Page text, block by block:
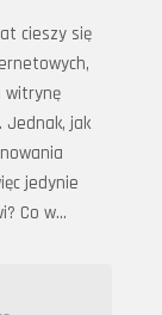
cieszy się
witrynę
Jednak, jak
jedynie
Co w…